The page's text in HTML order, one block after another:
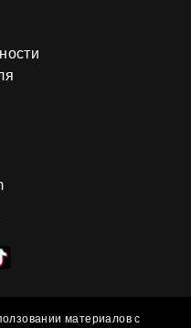
материалов с